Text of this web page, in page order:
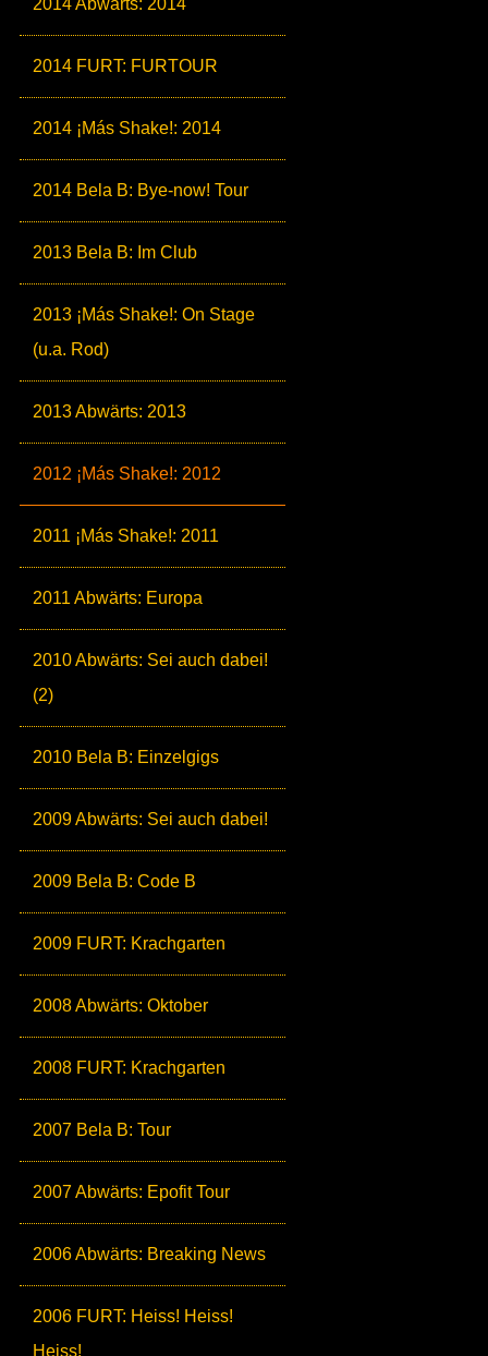
2014 Abwärts: 2014
2014 FURT: FURTOUR
2014 ¡Más Shake!: 2014
2014 Bela B: Bye-now! Tour
2013 Bela B: Im Club
2013 ¡Más Shake!: On Stage
(u.a. Rod)
2013 Abwärts: 2013
2012 ¡Más Shake!: 2012
2011 ¡Más Shake!: 2011
2011 Abwärts: Europa
2010 Abwärts: Sei auch dabei!
(2)
2010 Bela B: Einzelgigs
2009 Abwärts: Sei auch dabei!
2009 Bela B: Code B
2009 FURT: Krachgarten
2008 Abwärts: Oktober
2008 FURT: Krachgarten
2007 Bela B: Tour
2007 Abwärts: Epofit Tour
2006 Abwärts: Breaking News
2006 FURT: Heiss! Heiss!
Heiss!